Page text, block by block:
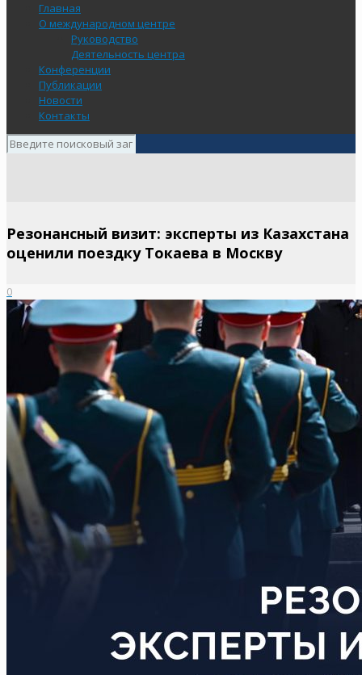
Главная
О международном центре
Руководство
Деятельность центра
Конференции
Публикации
Новости
Контакты
Резонансный визит: эксперты из Казахстана
оценили поездку Токаева в Москву
0